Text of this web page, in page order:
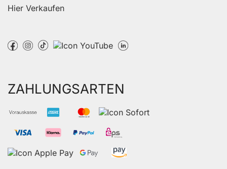
Hier Verkaufen
ZAHLUNGSARTEN